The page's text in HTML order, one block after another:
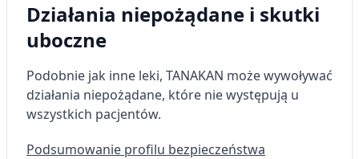
Działania niepożądane i skutki
uboczne
Podobnie jak inne leki, TANAKAN może wywoływać
działania niepożądane, które nie występują u
wszystkich pacjentów.
Podsumowanie profilu bezpieczeństwa